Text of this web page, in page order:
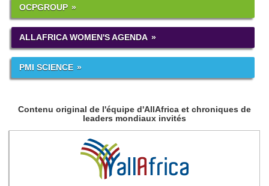
OCPGROUP
ALLAFRICA WOMEN'S AGENDA
PMI SCIENCE
Contenu original de l'équipe d'AllAfrica et chroniques de
leaders mondiaux invités